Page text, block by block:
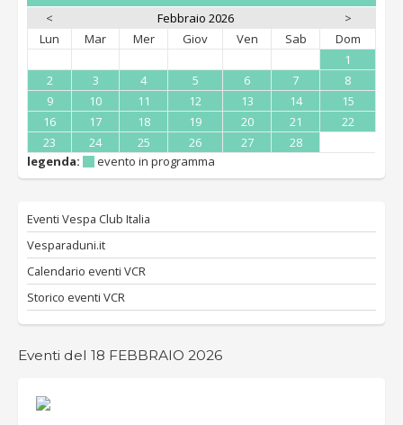
<
Febbraio 2026
>
Lun
Mar Mer Giov Ven Sab
Dom
1
2
3 4 5 6 7
8
9
10 11 12 13 14
15
16
17 18 19 20 21
22
23
24 25 26 27
28
legenda:
evento in programma
Eventi Vespa Club Italia
Vesparaduni.it
Calendario eventi VCR
Storico eventi VCR
Eventi del 18 FEBBRAIO 2026